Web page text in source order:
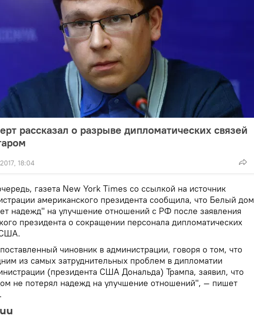
рассказал о разрыве дипломатических связей
18:04
газета New York Times со ссылкой на источник
американского президента сообщила, что Белый дом
надежд" на улучшение отношений с РФ после заявления
президента о сокращении персонала дипломатических
чиновник в администрации, говоря о том, что
из самых затруднительных проблем в дипломатии
(президента США Дональда) Трампа, заявил, что
не потерял надежд на улучшение отношений", — пишет